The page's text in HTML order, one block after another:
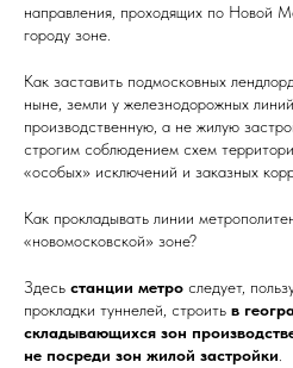
направления, проходящих по Новой
городу зоне.
Как заставить подмосковных
ныне, земли у железнодорожных
производственную, а не жилую
строгим соблюдением схем
«особых» исключений и заказных
Как прокладывать линии
«новомосковской» зоне?
Здесь станции метро следует,
прокладки туннелей, строить в
складывающихся зон
не посреди зон жилой застройки